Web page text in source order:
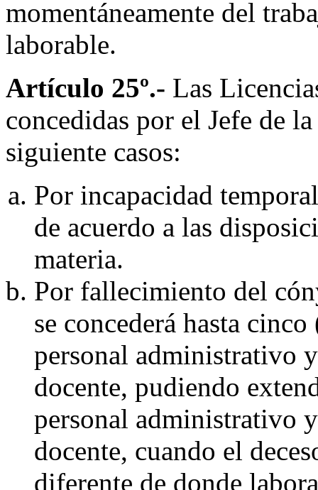
momentáneamente del
laborable.
Artículo 25º.- Las
concedidas por el Jefe de
siguiente casos:
Por incapacidad
de acuerdo a las
materia.
Por fallecimiento del
se concederá hasta
personal administrativo
docente, pudiendo
personal administrativo
docente, cuando el
diferente de donde